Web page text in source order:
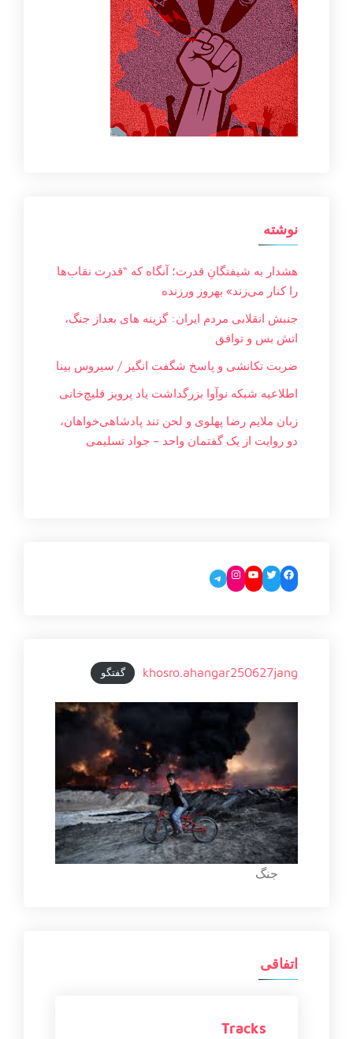
نوشته
هشدار به شیفتگانِ قدرت؛ آنگاه که “قدرت نقاب‌ها
را کنار می‌زند» بهروز ورزنده
جنبش انقلابی مردم ایران: گزینه های بعداز جنگ،
اتش بس و توافق
ضربت تکانشی و پاسخ شگفت انگیز / سیروس بینا
اطلاعیه شبکه نوآوا بزرگداشت یاد پرویز قلیچ‌خانی
زبان ملایم‌ رضا پهلوی و لحن تند پادشاهی‌خواهان،
دو روایت از یک گفتمان واحد – جواد تسليمی
Facebook
Twitter
YouTube
Instagram
Telegram
khosro.ahangar250627jang گفتگو
جنگ
اتفاقی
Tracks